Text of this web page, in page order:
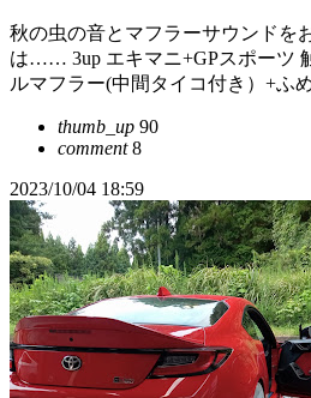
秋の虫の音とマフラーサウンドを
は…… 3up エキマニ+GPスポーツ
ルマフラー(中間タイコ付き）+ふ
thumb_up 90
comment8
2023/10/04 18:59